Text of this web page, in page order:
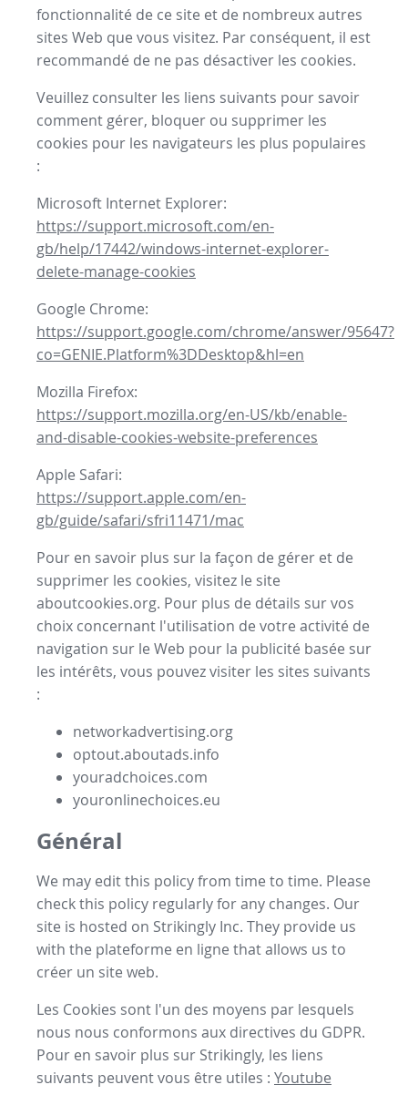
fonctionnalité de ce site et de nombreux autres
sites Web que vous visitez. Par conséquent, il est
recommandé de ne pas désactiver les cookies.
Veuillez consulter les liens suivants pour savoir
comment gérer, bloquer ou supprimer les
cookies pour les navigateurs les plus populaires
:
Microsoft Internet Explorer:
https://support.microsoft.com/en-
gb/help/17442/windows-internet-explorer-
delete-manage-cookies
Google Chrome:
https://support.google.com/chrome/answer/95647?
co=GENIE.Platform%3DDesktop&hl=en
Mozilla Firefox:
https://support.mozilla.org/en-US/kb/enable-
and-disable-cookies-website-preferences
Apple Safari:
https://support.apple.com/en-
gb/guide/safari/sfri11471/mac
Pour en savoir plus sur la façon de gérer et de
supprimer les cookies, visitez le site
aboutcookies.org. Pour plus de détails sur vos
choix concernant l'utilisation de votre activité de
navigation sur le Web pour la publicité basée sur
les intérêts, vous pouvez visiter les sites suivants
:
networkadvertising.org
optout.aboutads.info
youradchoices.com
youronlinechoices.eu
Général
We may edit this policy from time to time. Please
check this policy regularly for any changes. Our
site is hosted on Strikingly Inc. They provide us
with the plateforme en ligne that allows us to
créer un site web.
Les Cookies sont l'un des moyens par lesquels
nous nous conformons aux directives du GDPR.
Pour en savoir plus sur Strikingly, les liens
suivants peuvent vous être utiles : Youtube